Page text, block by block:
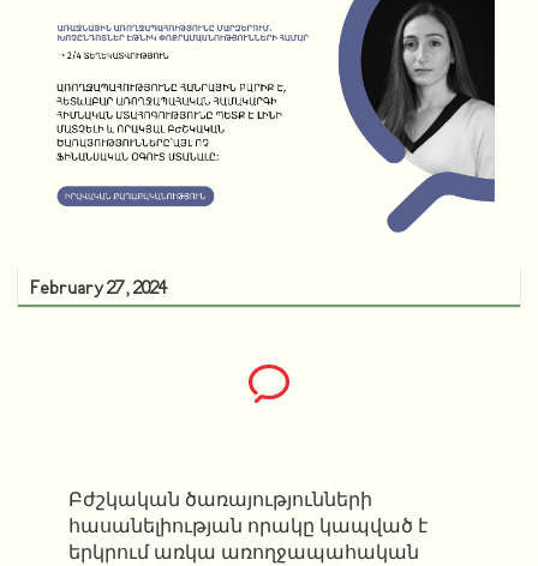
February 27, 2024
Բժշկական ծառայությունների
հասանելիության որակը կապված է
երկրում առկա առողջապահական